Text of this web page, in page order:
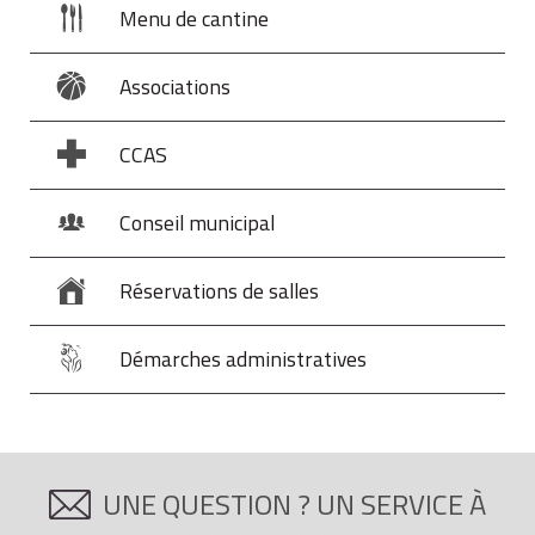
Menu de cantine
Associations
CCAS
Conseil municipal
Réservations de salles
Démarches administratives
UNE QUESTION ? UN SERVICE À